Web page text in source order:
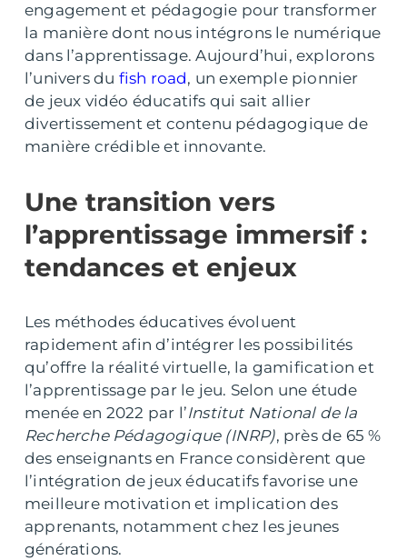
engagement et pédagogie pour transformer
la manière dont nous intégrons le numérique
dans l’apprentissage. Aujourd’hui, explorons
l’univers du fish road, un exemple pionnier
de jeux vidéo éducatifs qui sait allier
divertissement et contenu pédagogique de
manière crédible et innovante.
Une transition vers
l’apprentissage immersif :
tendances et enjeux
Les méthodes éducatives évoluent
rapidement afin d’intégrer les possibilités
qu’offre la réalité virtuelle, la gamification et
l’apprentissage par le jeu. Selon une étude
menée en 2022 par l’Institut National de la
Recherche Pédagogique (INRP), près de 65 %
des enseignants en France considèrent que
l’intégration de jeux éducatifs favorise une
meilleure motivation et implication des
apprenants, notamment chez les jeunes
générations.